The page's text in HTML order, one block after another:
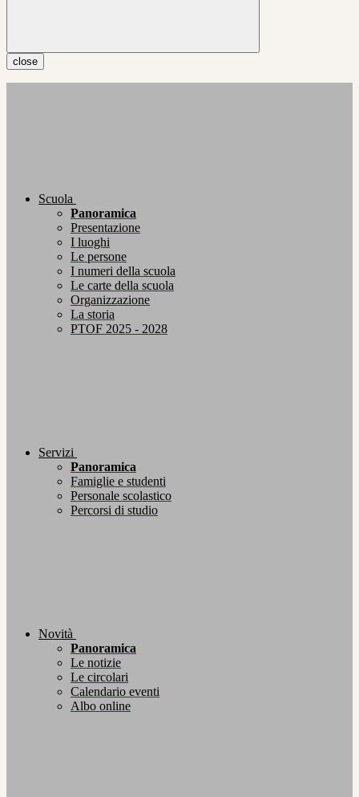
close
Scuola
Panoramica
Presentazione
I luoghi
Le persone
I numeri della scuola
Le carte della scuola
Organizzazione
La storia
PTOF 2025 - 2028
Servizi
Panoramica
Famiglie e studenti
Personale scolastico
Percorsi di studio
Novità
Panoramica
Le notizie
Le circolari
Calendario eventi
Albo online